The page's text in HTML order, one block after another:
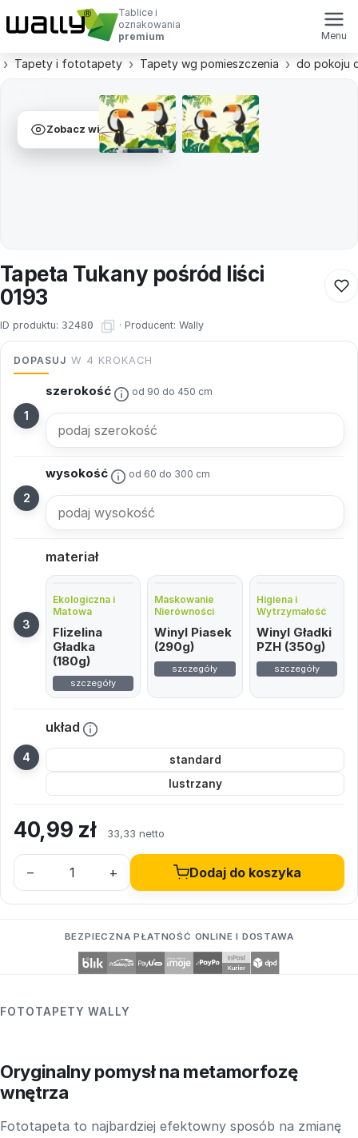
Tablice i
oznakowania
premium
Menu
Tapety i fototapety Tapety wg pomieszczenia do pokoju
Zobacz wizualizacje
Tapeta Tukany pośród liści
0193
ID produktu: 32480 · Producent: Wally
DOPASUJ W 4 KROKACH
szerokość od 90 do 450 cm
wysokość od 60 do 300 cm
materiał
Ekologiczna i
Matowa
Flizelina
Gładka
(180g)
szczegóły
Maskowanie
Nierówności
Winyl Piasek
(290g)
szczegóły
Higiena i
Wytrzymałość
Winyl Gładki
PZH (350g)
szczegóły
układ
standard
lustrzany
40,99 zł 33,33 netto
– + Dodaj do koszyka
BEZPIECZNA PŁATNOŚĆ ONLINE I DOSTAWA
FOTOTAPETY WALLY
Oryginalny pomysł na metamorfozę
wnętrza
Fototapeta to najbardziej efektowny sposób na zmianę